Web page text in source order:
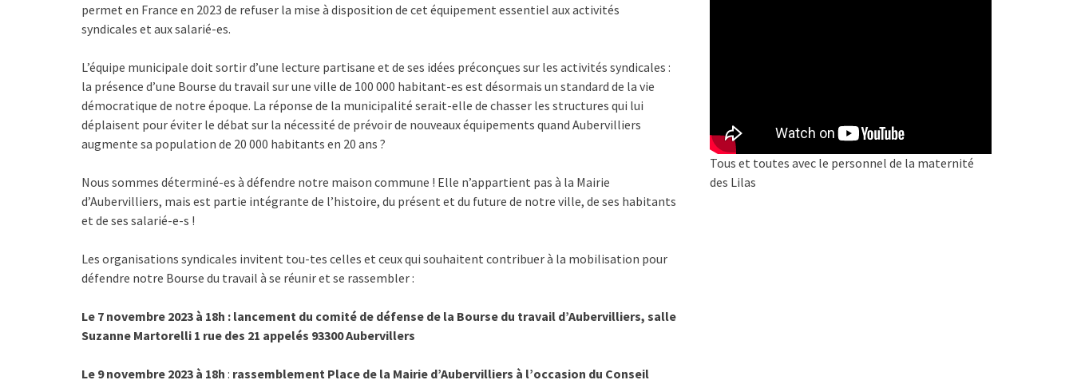
permet en France en 2023 de refuser la mise à disposition de cet équipement essentiel aux activités
syndicales et aux salarié-es.
L’équipe municipale doit sortir d’une lecture partisane et de ses idées préconçues sur les activités syndicales :
la présence d’une Bourse du travail sur une ville de 100 000 habitant-es est désormais un standard de la vie
démocratique de notre époque. La réponse de la municipalité serait-elle de chasser les structures qui lui
déplaisent pour éviter le débat sur la nécessité de prévoir de nouveaux équipements quand Aubervilliers
augmente sa population de 20 000 habitants en 20 ans ?
Nous sommes déterminé-es à défendre notre maison commune ! Elle n’appartient pas à la Mairie
d’Aubervilliers, mais est partie intégrante de l’histoire, du présent et du future de notre ville, de ses habitants
et de ses salarié-e-s !
Les organisations syndicales invitent tou-tes celles et ceux qui souhaitent contribuer à la mobilisation pour
défendre notre Bourse du travail à se réunir et se rassembler :
Le 7 novembre 2023 à 18h : lancement du comité de défense de la Bourse du travail d’Aubervilliers, salle
Suzanne Martorelli 1 rue des 21 appelés 93300 Aubervillers
Le 9 novembre 2023 à 18h : rassemblement Place de la Mairie d’Aubervilliers à l’occasion du Conseil
Tous et toutes avec le personnel de la maternité
des Lilas